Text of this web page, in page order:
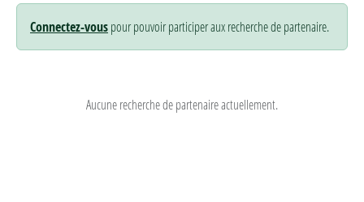
Connectez-vouspour pouvoir participer aux recherche de partenaire.
Aucune recherche de partenaire actuellement.